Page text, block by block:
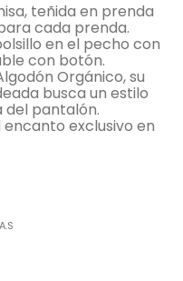
teñida en prenda
cada prenda.
en el pecho con
con botón.
Orgánico, su
busca un estilo
del pantalón.
exclusivo en